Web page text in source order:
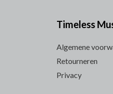
Timeless
Algemene
Retourneren
Privacy